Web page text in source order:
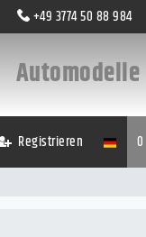
+49 3774 50 88 984
Automodelle
Registrieren 0